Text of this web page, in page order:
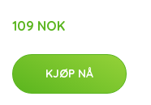
109 NOK
KJØP NÅ